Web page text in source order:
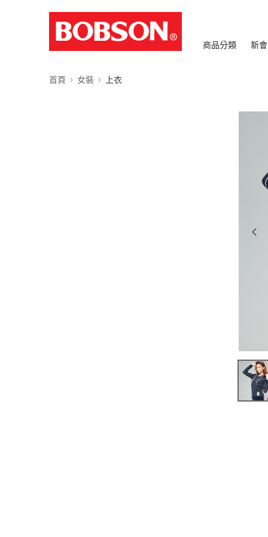
商品分類 新
首頁 女裝 上衣